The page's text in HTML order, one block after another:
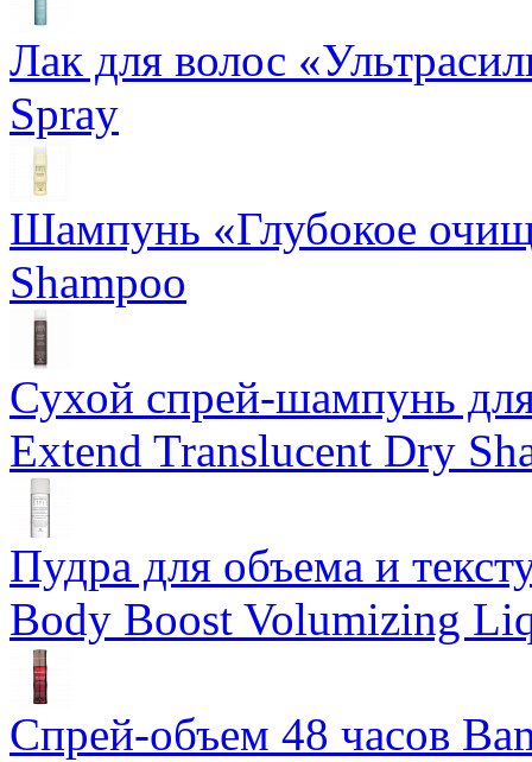
Лак для волос
Spray
Шампунь «Глубокое
Shampoo
Сухой спрей-шампунь
Extend Translucent Dry
Пудра для объема и
Body Boost Volumizing
Спрей-объем 48 часов